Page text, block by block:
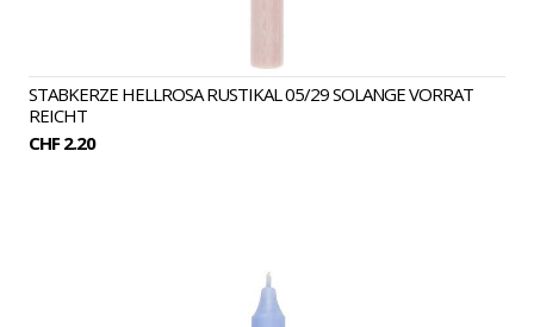
STABKERZE HELLROSA RUSTIKAL 05/29 SOLANGE VORRAT
REICHT
CHF 2.20